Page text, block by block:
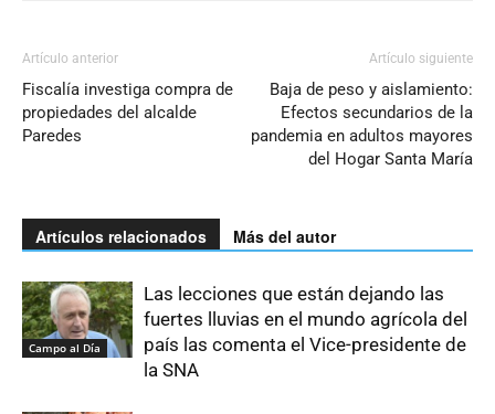
Artículo anterior
Fiscalía investiga compra de
propiedades del alcalde
Paredes
Artículo siguiente
Baja de peso y aislamiento:
Efectos secundarios de la
pandemia en adultos mayores
del Hogar Santa María
Artículos relacionados Más del autor
Campo al Día
Las lecciones que están dejando las
fuertes lluvias en el mundo agrícola del
país las comenta el Vice-presidente de
la SNA